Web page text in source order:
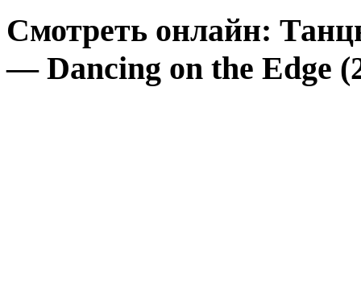
Смотреть онлайн:
— Dancing on the Edge